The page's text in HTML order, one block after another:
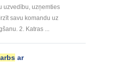
uzvedību, uzņemties
savu komandu uz
2. Katras ...
ar